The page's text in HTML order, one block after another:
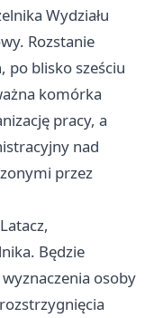
Wydziału
Rozstanie
po blisko sześciu
komórka
pracy, a
nad
przez
Będzie
osoby